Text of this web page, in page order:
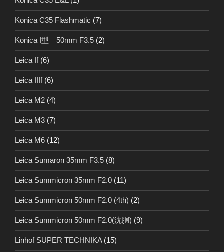
Konica C35 Flashmatic (7)
Konica I型 50mm F3.5 (2)
Leica If(6)
Leica IIIf(6)
Leica M2 (4)
Leica M3 (7)
Leica M6 (12)
Leica Sumaron 35mm F3.5 (8)
Leica Summicron 35mm F2.0 (11)
Leica Summicron 50mm F2.0 (4th) (2)
Leica Summicron 50mm F2.0(沈胴) (9)
Linhof SUPER TECHNIKA(15)